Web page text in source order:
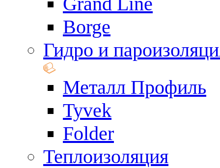
Borge
Гидро и
Металл Профиль
Tyvek
Folder
Теплоизоляция